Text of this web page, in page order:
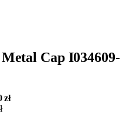
Cap I034609-
zł